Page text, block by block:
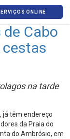
ONLINE
Cabo
cestas
na tarde
já têm endereço
da Praia do
do Ambrósio, em